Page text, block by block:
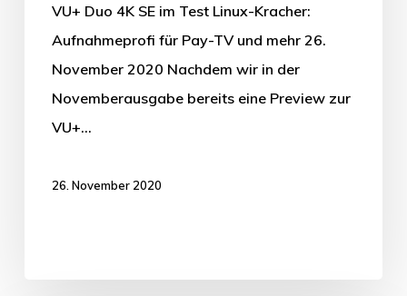
VU+ Duo 4K SE im Test Linux-Kracher:
Aufnahmeprofi für Pay-TV und mehr 26.
November 2020 Nachdem wir in der
Novemberausgabe bereits eine Preview zur
VU+…
26. November 2020